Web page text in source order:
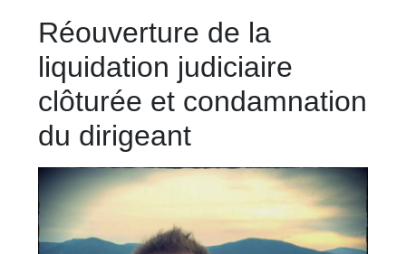
Réouverture de la
liquidation judiciaire
clôturée et condamnation
du dirigeant